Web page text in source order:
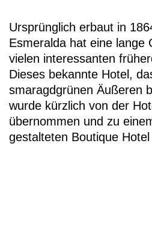
Ursprünglich erbaut in
Esmeralda hat eine lange
vielen interessanten
Dieses bekannte Hotel,
smaragdgrünen Äußeren
wurde kürzlich von der
übernommen und zu
gestalteten Boutique